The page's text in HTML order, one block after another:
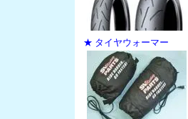
★ タイヤウォーマー